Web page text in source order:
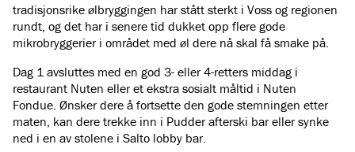
tradisjonsrike ølbryggingen har stått sterkt i Voss og regionen
rundt, og det har i senere tid dukket opp flere gode
mikrobryggerier i området med øl dere nå skal få smake på.
Dag 1 avsluttes med en god 3- eller 4-retters middag i
restaurant Nuten eller et ekstra sosialt måltid i Nuten
Fondue. Ønsker dere å fortsette den gode stemningen etter
maten, kan dere trekke inn i Pudder afterski bar eller synke
ned i en av stolene i Salto lobby bar.